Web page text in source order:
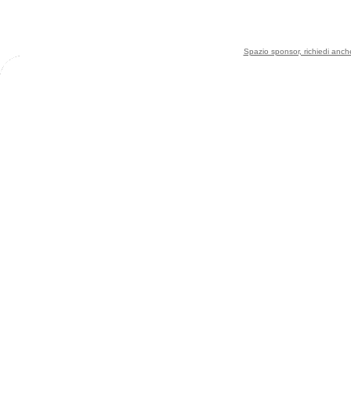
Spazio sponsor, richiedi